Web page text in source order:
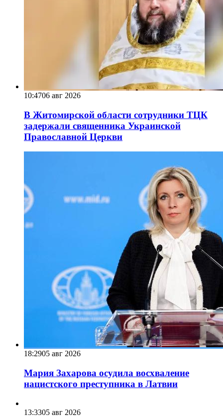
10:4706 авг 2026
В Житомирской области сотрудники ТЦК
задержали священника Украинской
Православной Церкви
18:2905 авг 2026
Мария Захарова осудила восхваление
нацистского преступника в Латвии
13:3305 авг 2026